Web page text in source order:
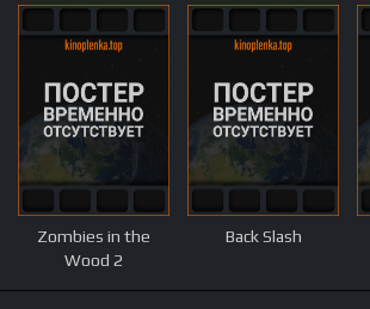
Zombies in the
Wood 2
Back Slash